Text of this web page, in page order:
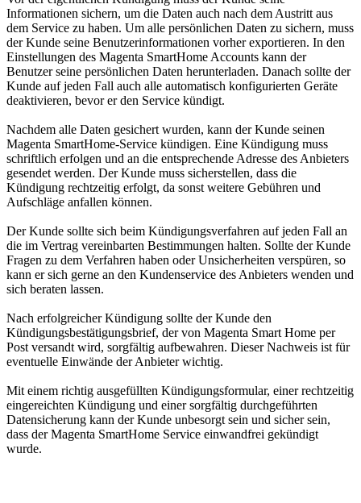
Informationen sichern, um die Daten auch nach dem Austritt aus
dem Service zu haben. Um alle persönlichen Daten zu sichern, muss
der Kunde seine Benutzerinformationen vorher exportieren. In den
Einstellungen des Magenta SmartHome Accounts kann der
Benutzer seine persönlichen Daten herunterladen. Danach sollte der
Kunde auf jeden Fall auch alle automatisch konfigurierten Geräte
deaktivieren, bevor er den Service kündigt.
Nachdem alle Daten gesichert wurden, kann der Kunde seinen
Magenta SmartHome-Service kündigen. Eine Kündigung muss
schriftlich erfolgen und an die entsprechende Adresse des Anbieters
gesendet werden. Der Kunde muss sicherstellen, dass die
Kündigung rechtzeitig erfolgt, da sonst weitere Gebühren und
Aufschläge anfallen können.
Der Kunde sollte sich beim Kündigungsverfahren auf jeden Fall an
die im Vertrag vereinbarten Bestimmungen halten. Sollte der Kunde
Fragen zu dem Verfahren haben oder Unsicherheiten verspüren, so
kann er sich gerne an den Kundenservice des Anbieters wenden und
sich beraten lassen.
Nach erfolgreicher Kündigung sollte der Kunde den
Kündigungsbestätigungsbrief, der von Magenta Smart Home per
Post versandt wird, sorgfältig aufbewahren. Dieser Nachweis ist für
eventuelle Einwände der Anbieter wichtig.
Mit einem richtig ausgefüllten Kündigungsformular, einer rechtzeitig
eingereichten Kündigung und einer sorgfältig durchgeführten
Datensicherung kann der Kunde unbesorgt sein und sicher sein,
dass der Magenta SmartHome Service einwandfrei gekündigt
wurde.